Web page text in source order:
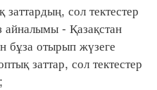
сол тектестер
айналымы - Қазақстан
бұза отырып жүзеге
заттар, сол тектестер